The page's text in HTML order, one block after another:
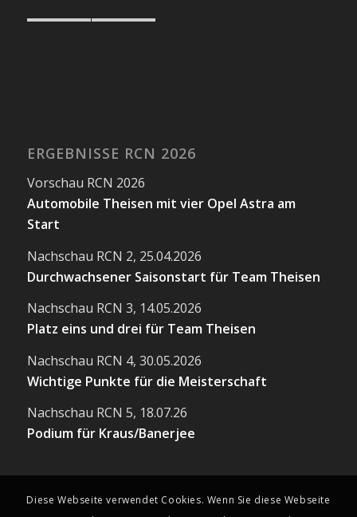
ERGEBNISSE RCN 2026
Vorschau RCN 2026
Automobile Theisen mit vier Opel Astra am
Start
Nachschau RCN 2, 25.04.2026
Durchwachsener Saisonstart für Team Theisen
Nachschau RCN 3, 14.05.2026
Platz eins und drei für Team Theisen
Nachschau RCN 4, 30.05.2026
Wichtige Punkte für die Meisterschaft
Nachschau RCN 5, 18.07.26
Podium für Kraus/Banerjee
Diese Webseite verwendet Cookies. Wenn Sie diese Webseite